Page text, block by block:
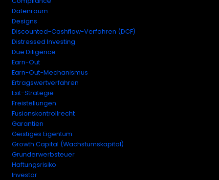
Datenraum
Designs
Discounted-Cashflow-Verfahren (DCF)
Distressed Investing
Due Diligence
Earn-Out
Earn-Out-Mechanismus
Ertragswertverfahren
Exit-Strategie
Freistellungen
Fusionskontrollrecht
Garantien
Geistiges Eigentum
Growth Capital (Wachstumskapital)
Grunderwerbsteuer
Haftungsrisiko
Investor